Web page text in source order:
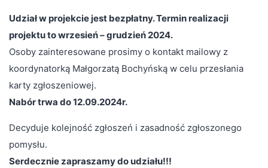
Udział w projekcie jest bezpłatny. Termin realizacji
projektu to wrzesień – grudzień 2024.
Osoby zainteresowane prosimy o kontakt mailowy z
koordynatorką Małgorzatą Bochyńską w celu przesłania
karty zgłoszeniowej.
Nabór trwa do 12.09.2024r.
Decyduje kolejność zgłoszeń i zasadność zgłoszonego
pomysłu.
Serdecznie zapraszamy do udziału!!!